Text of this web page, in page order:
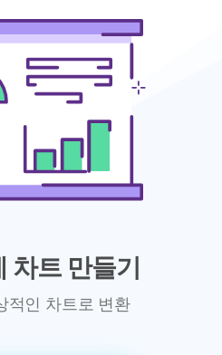
차트 만들기
적인 차트로 변환